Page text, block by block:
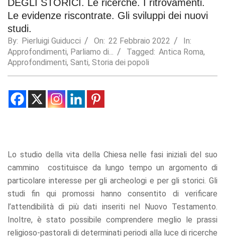
DEGLI STORICI. Le ricerche. I ritrovamenti.
Le evidenze riscontrate. Gli sviluppi dei nuovi
studi.
By: Pierluigi Guiducci On: 22 Febbraio 2022
In:
Approfondimenti, Parliamo di... Tagged: Antica Roma,
Approfondimenti, Santi, Storia dei popoli
Lo studio della vita della Chiesa nelle fasi iniziali del suo
cammino costituisce da lungo tempo un argomento di
particolare interesse per gli archeologi e per gli storici. Gli
studi fin qui promossi hanno consentito di verificare
l’attendibilità di più dati inseriti nel Nuovo Testamento.
Inoltre, è stato possibile comprendere meglio le prassi
religioso-pastorali di determinati periodi alla luce di ricerche
Statistics
In order for
us to
improve the
website's
functionality
based on
how the
Experience
In order for
to perform
as well as
possible
during your
visit. If you
refuse these